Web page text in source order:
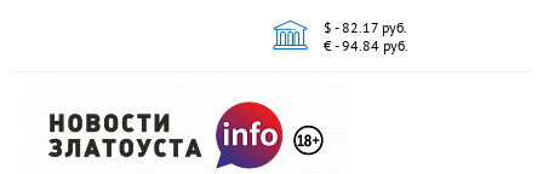
$ - 82.17 руб.
€ - 94.84 руб.